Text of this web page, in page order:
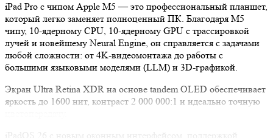
iPad Pro с чипом Apple M5 — это профессиональный планшет,
который легко заменяет полноценный ПК. Благодаря M5
чипу, 10‑ядерному CPU, 10‑ядерному GPU с трассировкой
лучей и новейшему Neural Engine, он справляется с задачами
любой сложности: от 4K‑видеомонтажа до работы с
большими языковыми моделями (LLM) и 3D‑графикой.
Экран Ultra Retina XDR на основе tandem OLED обеспечивает
яркость до 1600 нит, контраст 2 000 000:1 и идеально точную